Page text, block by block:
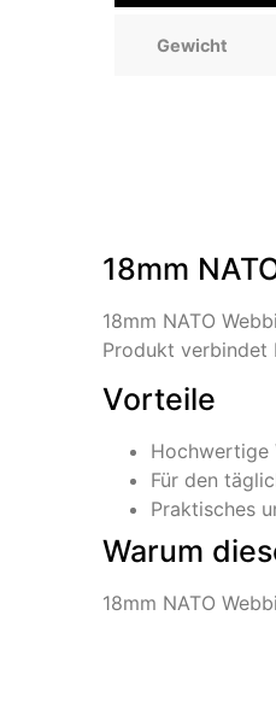
Gewicht
18mm
18mm NATO
Produkt verbindet
Vorteile
Hochwertige
Für den
Praktisches
Warum
18mm NATO